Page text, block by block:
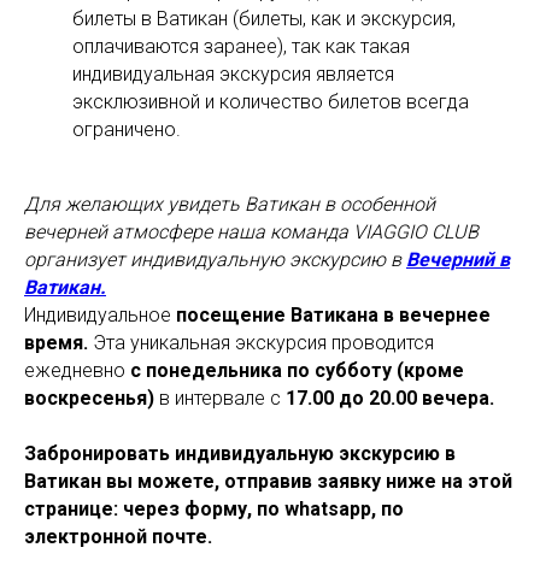
билеты в Ватикан (билеты, как и экскурсия,
оплачиваются заранее), так как такая
индивидуальная экскурсия является
эксклюзивной и количество билетов всегда
ограничено.
Для желающих увидеть Ватикан в особенной
вечерней атмосфере наша команда VIAGGIO CLUB
организует индивидуальную экскурсию в Вечерний в
Ватикан.
Индивидуальное посещение Ватикана в вечернее
время. Эта уникальная экскурсия проводится
ежедневно с понедельника по субботу (кроме
воскресенья) в интервале с 17.00 до 20.00 вечера.
Забронировать индивидуальную экскурсию в
Ватикан вы можете, отправив заявку ниже на этой
странице: через форму, по whatsapp, по
электронной почте.